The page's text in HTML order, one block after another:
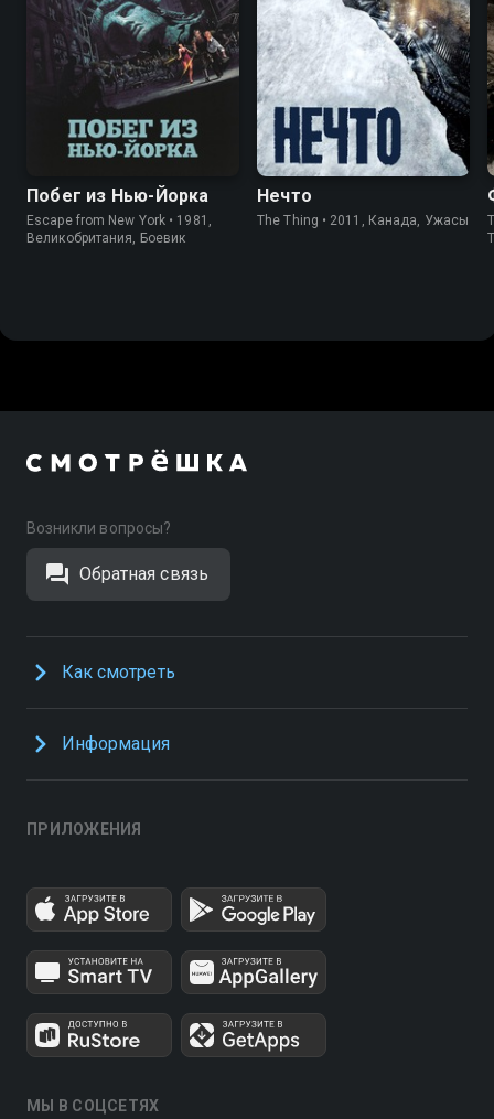
Побег из Нью-Йорка
Escape from New York • 1981,
Великобритания, Боевик
Нечто
The Thing • 2011, Канада, Ужасы
Возникли вопросы?
Обратная связь
Как смотреть
Информация
ПРИЛОЖЕНИЯ
МЫ В СОЦСЕТЯХ